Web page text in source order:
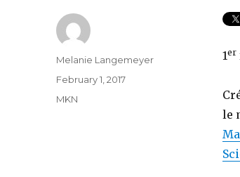
1er
le
Author
Melanie Langemeyer
Posted
February 1, 2017
Categories
MKN